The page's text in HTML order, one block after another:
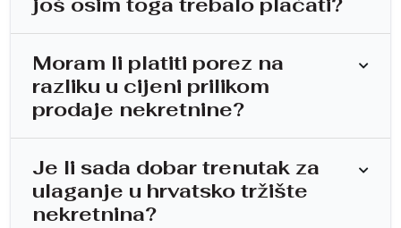
Moram li platiti porez na
razliku u cijeni prilikom
prodaje nekretnine?
Je li sada dobar trenutak za
ulaganje u hrvatsko tržište
nekretnina?